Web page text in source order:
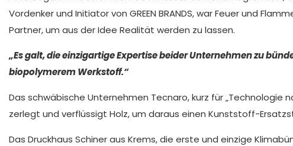
Vordenker und Initiator von GREEN BRANDS, war Feuer und
Partner, um aus der Idee Realität werden zu lassen.
„Es galt, die einzigartige Expertise beider Unternehmen zu
biopolymerem Werkstoff.“
Das schwäbische Unternehmen Tecnaro, kurz für
zerlegt und verflüssigt Holz, um daraus einen Kunststoff-
Das Druckhaus Schiner aus Krems, die erste und einzige